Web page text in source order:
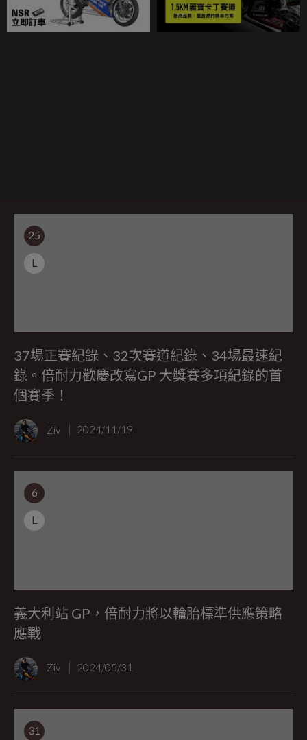
25
L
37場正賽紀錄、32次賽道紀錄、34場最速紀
錄。倍耐力歡慶改寫GP 大獎賽多項紀錄的首
個賽季！
Ziv 2024/11/19
6
L
義大利站 GP，倍耐力將以輪胎標準供應策略
應戰
Ziv 2024/05/31
31